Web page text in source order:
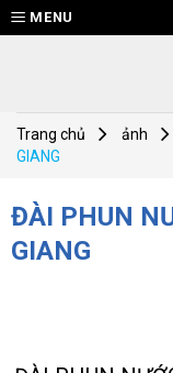
Skip
to
MENU
Trang chủ ảnh
GIANG
ĐÀI PHUN
GIANG